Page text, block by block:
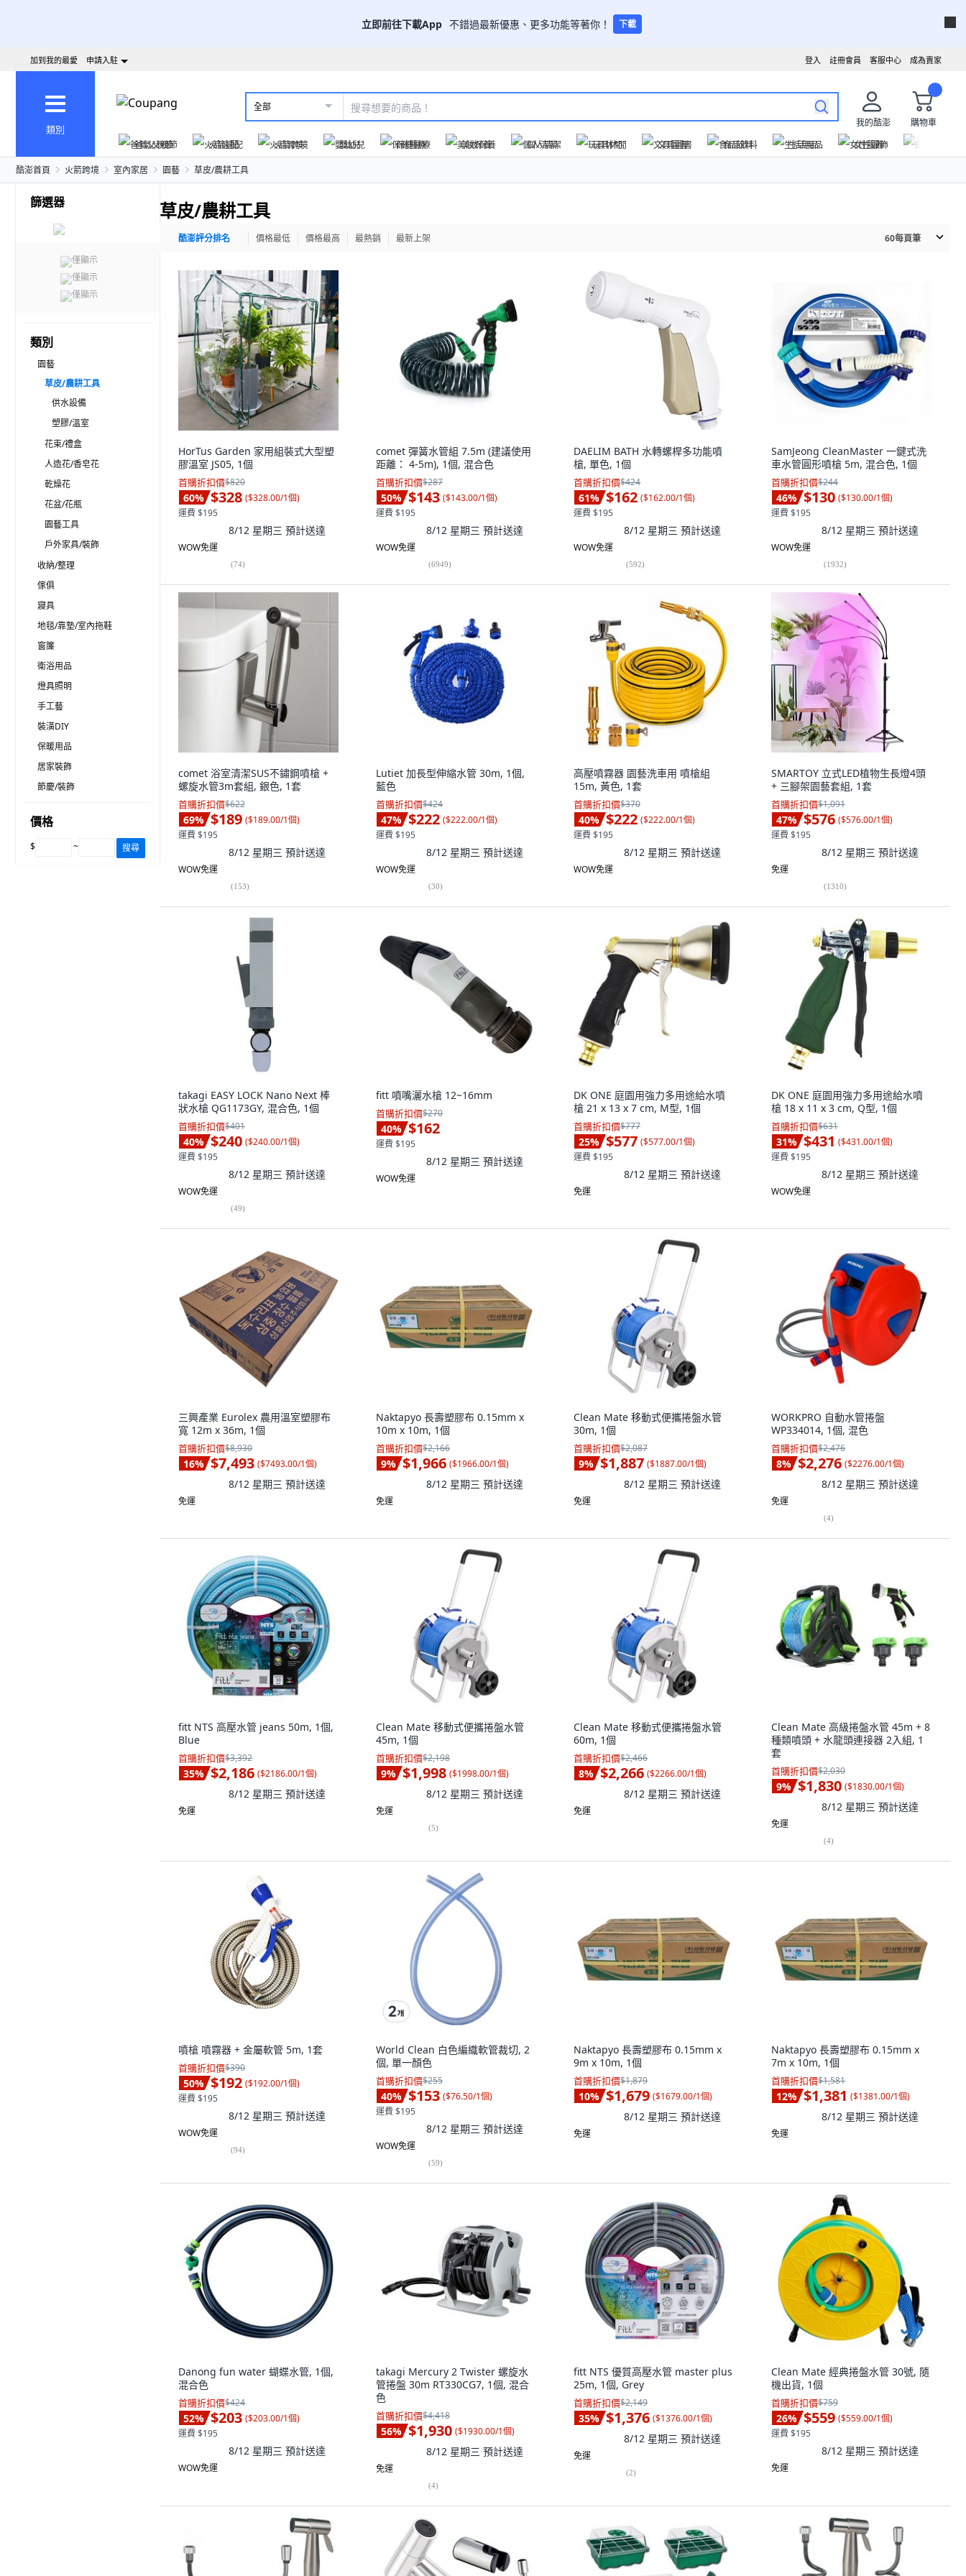
立即前往下載App 不錯過最新優惠、更多功能等著你！ 下載
成為賣家
客服中心
註冊會員
登入
加到我的最愛 申請入駐
類別
全部
我的酷澎
購物車
爸氣父親節
火箭速配 火箭跨境 嬰幼兒 保健醫療 美妝保養 個人清潔 玩具休閒 文具圖書 食品飲料 生活用品 女性服飾
酷澎首頁 火箭跨境 室內家居 園藝 草皮/農耕工具
篩選器
僅顯示
僅顯示
僅顯示
類別
園藝
草皮/農耕工具
供水設備
塑膠/溫室
花束/禮盒
人造花/香皂花
乾燥花
花盆/花瓶
園藝工具
戶外家具/裝飾
收納/整理
傢俱
寢具
地毯/靠墊/室內拖鞋
窗簾
衛浴用品
燈具照明
手工藝
裝潢DIY
保暖用品
居家裝飾
節慶/裝飾
價格
$ ~ 搜尋
草皮/農耕工具
酷澎評分排名 價格最低 價格最高 最熱銷 最新上架 60每頁筆
HorTus Garden 家用組裝式大型塑
膠溫室 JS05, 1個
首購折扣價$820
60% $328 ($328.00/1個)
運費 $195
8/12 星期三 預計送達
WOW免運
(74)
comet 彈簧水管組 7.5m (建議使用
距離： 4-5m), 1個, 混合色
首購折扣價$287
50% $143 ($143.00/1個)
運費 $195
8/12 星期三 預計送達
WOW免運
(6949)
DAELIM BATH 水轉螺桿多功能噴
槍, 單色, 1個
首購折扣價$424
61% $162 ($162.00/1個)
運費 $195
8/12 星期三 預計送達
WOW免運
(592)
SamJeong CleanMaster 一鍵式洗
車水管圓形噴槍 5m, 混合色, 1個
首購折扣價$244
46% $130 ($130.00/1個)
運費 $195
8/12 星期三 預計送達
WOW免運
(1932)
comet 浴室清潔SUS不鏽鋼噴槍 +
螺旋水管3m套組, 銀色, 1套
首購折扣價$622
69% $189 ($189.00/1個)
運費 $195
8/12 星期三 預計送達
WOW免運
(153)
Lutiet 加長型伸縮水管 30m, 1個,
藍色
首購折扣價$424
47% $222 ($222.00/1個)
運費 $195
8/12 星期三 預計送達
WOW免運
(30)
高壓噴霧器 園藝洗車用 噴槍組
15m, 黃色, 1套
首購折扣價$370
40% $222 ($222.00/1個)
運費 $195
8/12 星期三 預計送達
WOW免運
SMARTOY 立式LED植物生長燈4頭
+ 三腳架園藝套組, 1套
首購折扣價$1,091
47% $576 ($576.00/1個)
運費 $195
8/12 星期三 預計送達
免運
(1310)
takagi EASY LOCK Nano Next 棒
狀水槍 QG1173GY, 混合色, 1個
首購折扣價$401
40% $240 ($240.00/1個)
運費 $195
8/12 星期三 預計送達
WOW免運
(49)
fitt 噴嘴灑水槍 12~16mm
首購折扣價$270
40% $162
運費 $195
8/12 星期三 預計送達
WOW免運
DK ONE 庭園用強力多用途給水噴
槍 21 x 13 x 7 cm, M型, 1個
首購折扣價$777
25% $577 ($577.00/1個)
運費 $195
8/12 星期三 預計送達
免運
DK ONE 庭園用強力多用途給水噴
槍 18 x 11 x 3 cm, Q型, 1個
首購折扣價$631
31% $431 ($431.00/1個)
運費 $195
8/12 星期三 預計送達
WOW免運
三興產業 Eurolex 農用溫室塑膠布
寬 12m x 36m, 1個
首購折扣價$8,930
16% $7,493 ($7493.00/1個)
8/12 星期三 預計送達
免運
Naktapyo 長壽塑膠布 0.15mm x
10m x 10m, 1個
首購折扣價$2,166
9% $1,966 ($1966.00/1個)
8/12 星期三 預計送達
免運
Clean Mate 移動式便攜捲盤水管
30m, 1個
首購折扣價$2,087
9% $1,887 ($1887.00/1個)
8/12 星期三 預計送達
免運
WORKPRO 自動水管捲盤
WP334014, 1個, 混色
首購折扣價$2,476
8% $2,276 ($2276.00/1個)
8/12 星期三 預計送達
免運
(4)
fitt NTS 高壓水管 jeans 50m, 1個,
Blue
首購折扣價$3,392
35% $2,186 ($2186.00/1個)
8/12 星期三 預計送達
免運
Clean Mate 移動式便攜捲盤水管
45m, 1個
首購折扣價$2,198
9% $1,998 ($1998.00/1個)
8/12 星期三 預計送達
免運
(5)
Clean Mate 移動式便攜捲盤水管
60m, 1個
首購折扣價$2,466
8% $2,266 ($2266.00/1個)
8/12 星期三 預計送達
免運
Clean Mate 高級捲盤水管 45m + 8
種類噴頭 + 水龍頭連接器 2入組, 1
套
首購折扣價$2,030
9% $1,830 ($1830.00/1個)
8/12 星期三 預計送達
免運
(4)
噴槍 噴霧器 + 金屬軟管 5m, 1套
首購折扣價$390
50% $192 ($192.00/1個)
運費 $195
8/12 星期三 預計送達
WOW免運
(94)
World Clean 白色編織軟管裁切, 2
個, 單一顏色
首購折扣價$255
40% $153 ($76.50/1個)
運費 $195
8/12 星期三 預計送達
WOW免運
(59)
Naktapyo 長壽塑膠布 0.15mm x
9m x 10m, 1個
首購折扣價$1,879
10% $1,679 ($1679.00/1個)
8/12 星期三 預計送達
免運
Naktapyo 長壽塑膠布 0.15mm x
7m x 10m, 1個
首購折扣價$1,581
12% $1,381 ($1381.00/1個)
8/12 星期三 預計送達
免運
Danong fun water 蝴蝶水管, 1個,
混合色
首購折扣價$424
52% $203 ($203.00/1個)
運費 $195
8/12 星期三 預計送達
WOW免運
takagi Mercury 2 Twister 螺旋水
管捲盤 30m RT330CG7, 1個, 混合
色
首購折扣價$4,418
56% $1,930 ($1930.00/1個)
8/12 星期三 預計送達
免運
(4)
fitt NTS 優質高壓水管 master plus
25m, 1個, Grey
首購折扣價$2,149
35% $1,376 ($1376.00/1個)
8/12 星期三 預計送達
免運
(2)
Clean Mate 經典捲盤水管 30號, 隨
機出貨, 1個
首購折扣價$759
26% $559 ($559.00/1個)
運費 $195
8/12 星期三 預計送達
免運